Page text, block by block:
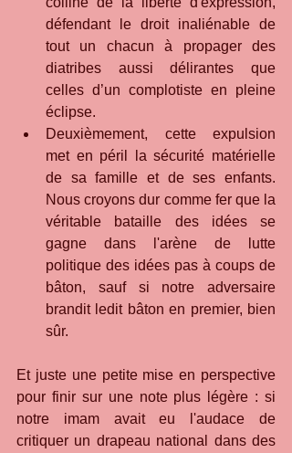
défendant le droit inaliénable de
tout un chacun à propager des
diatribes aussi délirantes que
celles d’un complotiste en pleine
éclipse.
Deuxièmement, cette expulsion
met en péril la sécurité matérielle
de sa famille et de ses enfants.
Nous croyons dur comme fer que la
véritable bataille des idées se
gagne dans l'arène de lutte
politique des idées pas à coups de
bâton, sauf si notre adversaire
brandit ledit bâton en premier, bien
sûr.
Et juste une petite mise en perspective
pour finir sur une note plus légère : si
notre imam avait eu l'audace de
critiquer un drapeau national dans des